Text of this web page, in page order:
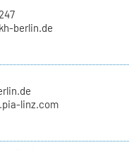
berlin.de
linz.com